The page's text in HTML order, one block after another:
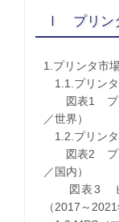
Ⅰ プリン
1.プリンタ市
1.1.プリンタ
図表1 プリ
／世界）
1.2.プリンタ
図表2 プリ
／国内）
図表3 ビ
（2017～